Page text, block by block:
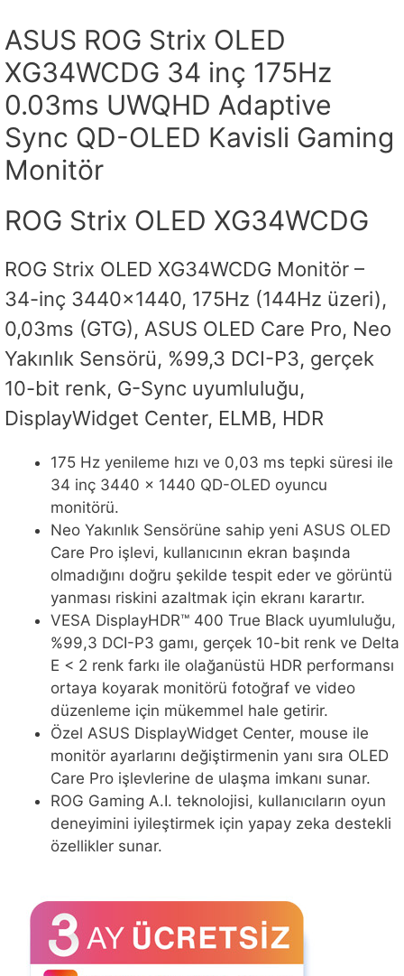
ASUS ROG Strix OLED
XG34WCDG 34 inç 175Hz
0.03ms UWQHD Adaptive
Sync QD-OLED Kavisli Gaming
Monitör
ROG Strix OLED XG34WCDG
ROG Strix OLED XG34WCDG Monitör –
34-inç 3440×1440, 175Hz (144Hz üzeri),
0,03ms (GTG), ASUS OLED Care Pro, Neo
Yakınlık Sensörü, %99,3 DCI-P3, gerçek
10-bit renk, G-Sync uyumluluğu,
DisplayWidget Center, ELMB, HDR
175 Hz yenileme hızı ve 0,03 ms tepki süresi ile
34 inç 3440 x 1440 QD-OLED oyuncu
monitörü.
Neo Yakınlık Sensörüne sahip yeni ASUS OLED
Care Pro işlevi, kullanıcının ekran başında
olmadığını doğru şekilde tespit eder ve görüntü
yanması riskini azaltmak için ekranı karartır.
VESA DisplayHDR™ 400 True Black uyumluluğu,
%99,3 DCI-P3 gamı, gerçek 10-bit renk ve Delta
E < 2 renk farkı ile olağanüstü HDR performansı
ortaya koyarak monitörü fotoğraf ve video
düzenleme için mükemmel hale getirir.
Özel ASUS DisplayWidget Center, mouse ile
monitör ayarlarını değiştirmenin yanı sıra OLED
Care Pro işlevlerine de ulaşma imkanı sunar.
ROG Gaming A.I. teknolojisi, kullanıcıların oyun
deneyimini iyileştirmek için yapay zeka destekli
özellikler sunar.